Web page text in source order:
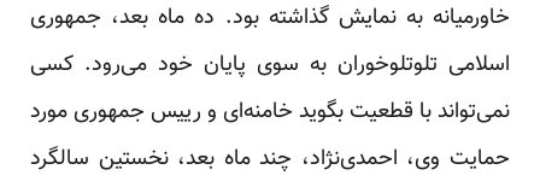
خاورمیانه به نمایش گذاشته بود. ده ماه بعد، جمهوری
اسلامی تلوتلوخوران به سوی پایان خود می‌رود. کسی
نمی‌تواند با قطعیت بگوید خامنه‌ای و رییس جمهوری مورد
حمایت وی، احمدی‌نژاد، چند ماه بعد، نخستین سالگرد